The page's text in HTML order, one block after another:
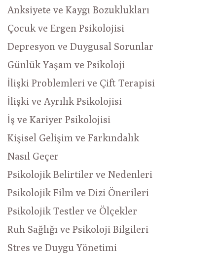
Anksiyete ve Kaygı Bozuklukları
Çocuk ve Ergen Psikolojisi
Depresyon ve Duygusal Sorunlar
Günlük Yaşam ve Psikoloji
İlişki Problemleri ve Çift Terapisi
İlişki ve Ayrılık Psikolojisi
İş ve Kariyer Psikolojisi
Kişisel Gelişim ve Farkındalık
Nasıl Geçer
Psikolojik Belirtiler ve Nedenleri
Psikolojik Film ve Dizi Önerileri
Psikolojik Testler ve Ölçekler
Ruh Sağlığı ve Psikoloji Bilgileri
Stres ve Duygu Yönetimi